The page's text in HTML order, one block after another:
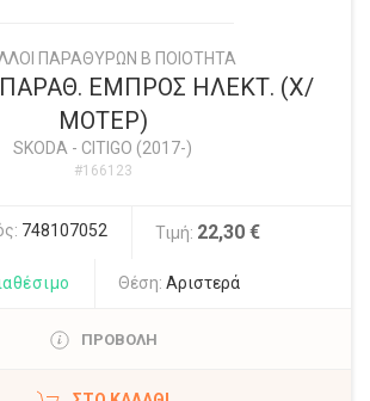
ΠΑΡΑΘΥΡΩΝ Β ΠΟΙΟΤΗΤΑ
ΕΜΠΡΟΣ ΗΛΕΚΤ. (Χ/
ΜΟΤΕΡ)
SKODA - CITIGO (2017-)
#166123
748107052 Τιμή: 22,30 €
Θέση: Αριστερά
ΠΡΟΒΟΛΗ